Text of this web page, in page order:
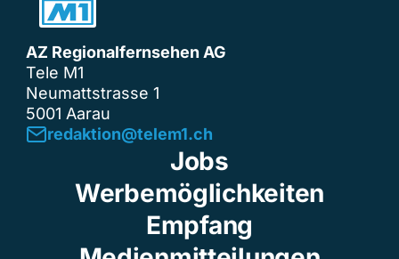
AZ Regionalfernsehen AG
Tele M1
Neumattstrasse 1
5001 Aarau
redaktion@telem1.ch
Jobs
Werbemöglichkeiten
Empfang